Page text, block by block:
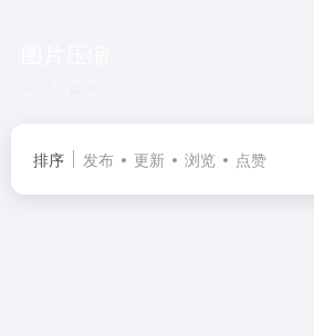
排序 发布 更新 浏览 点赞